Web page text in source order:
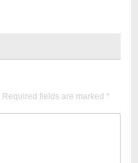
Required fields are marked *